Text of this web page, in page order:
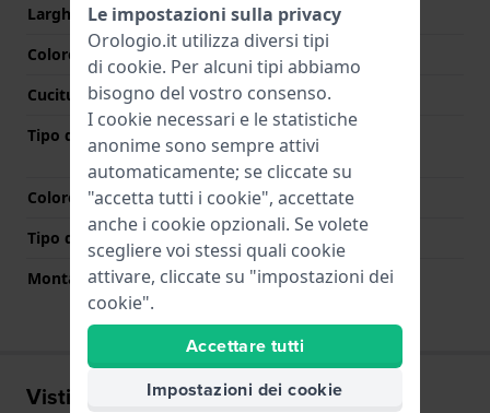
Larghezza cinturino
22 mm
Colore cinturino
Argento
Cuciture a colori
N/D
Tipo di chiusura
Chiusura a farfalla con
bottoni
Colore Chiusura
Argento
Tipo di montatura
Perni a molla
Montatura dritta
No
Visti di recente
Le impostazioni sulla privacy
Orologio.it utilizza diversi tipi
di cookie. Per alcuni tipi abbiamo
bisogno del vostro consenso.
I cookie necessari e le statistiche
anonime sono sempre attivi
automaticamente; se cliccate su
"accetta tutti i cookie", accettate
anche i cookie opzionali. Se volete
scegliere voi stessi quali cookie
attivare, cliccate su "impostazioni dei
cookie".
Accettare tutti
Impostazioni dei cookie